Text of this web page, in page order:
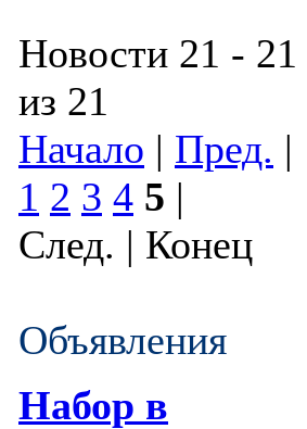
Новости 21 - 21
из 21
Начало | Пред. |
1 2 3 4 5 |
След. | Конец
Объявления
Набор в